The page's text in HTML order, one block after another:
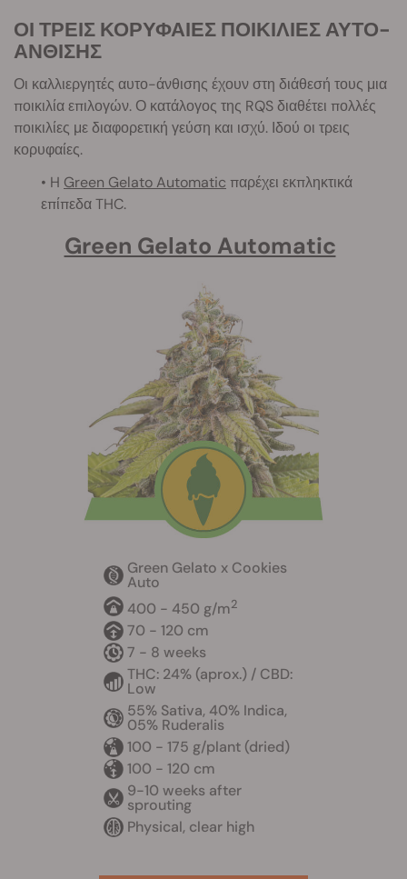
ΟΙ ΤΡΕΙΣ ΚΟΡΥΦΑΙΕΣ ΠΟΙΚΙΛΙΕΣ ΑΥΤΟ-
ΑΝΘΙΣΗΣ
Οι καλλιεργητές αυτο-άνθισης έχουν στη διάθεσή τους μια
ποικιλία επιλογών. Ο κατάλογος της RQS διαθέτει πολλές
ποικιλίες με διαφορετική γεύση και ισχύ. Ιδού οι τρεις
κορυφαίες.
• H Green Gelato Automatic παρέχει εκπληκτικά
επίπεδα THC.
Green Gelato Automatic
Green Gelato x Cookies
Auto
400 - 450 g/m2
70 - 120 cm
7 - 8 weeks
THC: 24% (aprox.) / CBD:
Low
55% Sativa, 40% Indica,
05% Ruderalis
100 - 175 g/plant (dried)
100 - 120 cm
9-10 weeks after
sprouting
Physical, clear high